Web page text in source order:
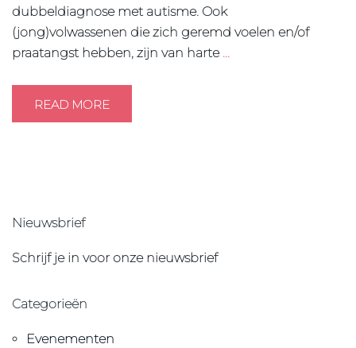
dubbeldiagnose met autisme. Ook
(jong)volwassenen die zich geremd voelen en/of
praatangst hebben, zijn van harte …
READ MORE
Nieuwsbrief
Schrijf je in voor onze nieuwsbrief
Categorieën
Evenementen